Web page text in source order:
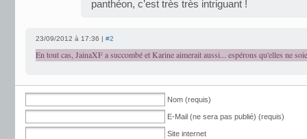
panthéon, c’est très très intriguant !
23/09/2012 à 17:36 | #2
En tout cas, JainaXF a succombé et Karine aimerait aussi... espérons qu'elles ne
Nom (requis)
E-Mail (ne sera pas publié) (requis)
Site internet